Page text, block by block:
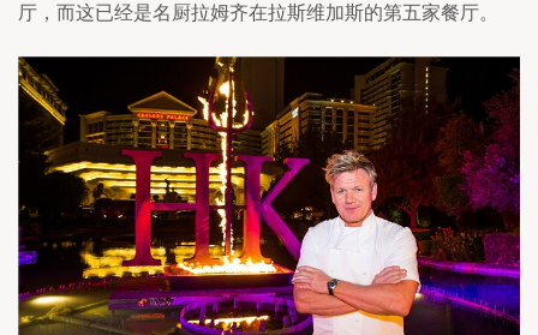
厅，而这已经是名厨拉姆齐在拉斯维加斯的第五家餐厅。